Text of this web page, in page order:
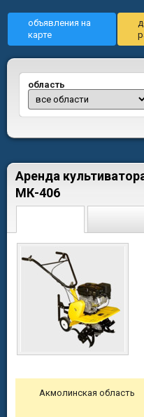
объявления на
карте
область
Аренда
МК-406
Акмолинская область